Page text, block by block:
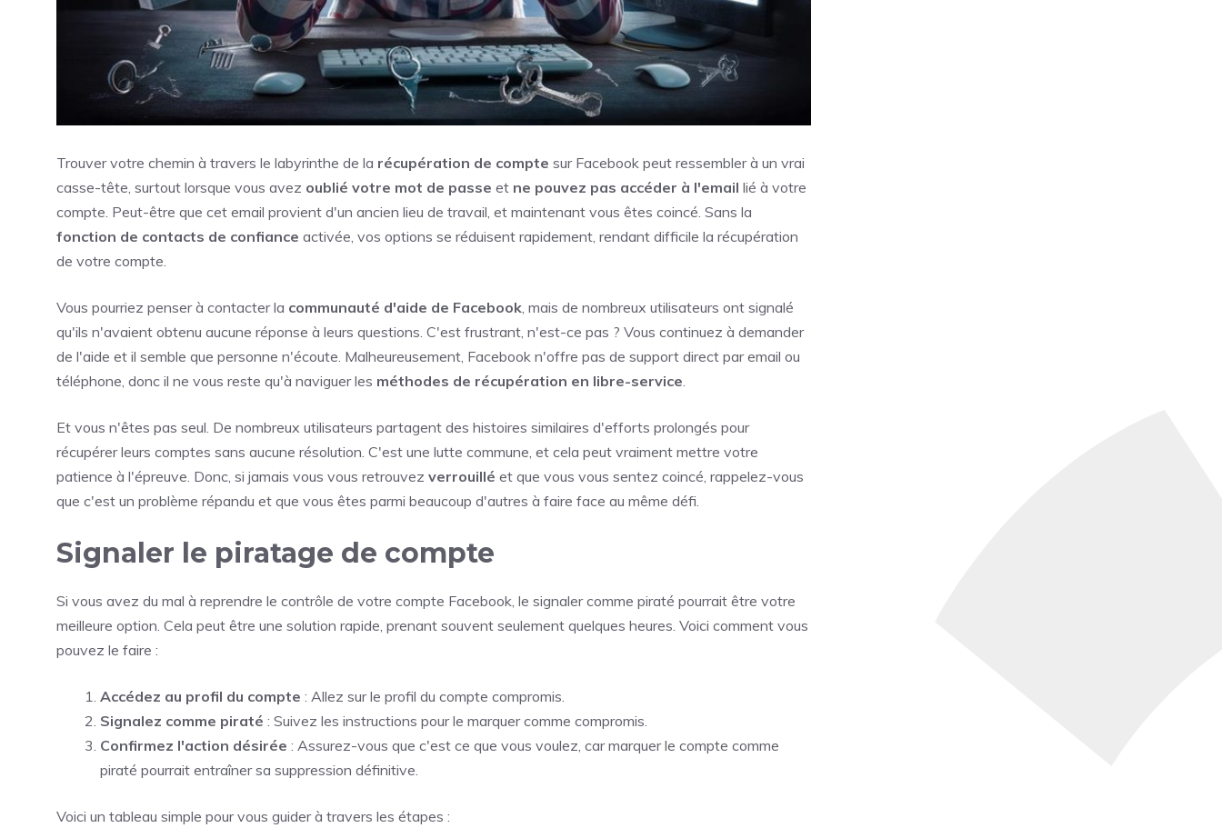
Trouver votre chemin à travers le labyrinthe de la récupération de compte sur Facebook peut ressembler à un vrai
casse-tête, surtout lorsque vous avez oublié votre mot de passe et ne pouvez pas accéder à l'email lié à votre
compte. Peut-être que cet email provient d'un ancien lieu de travail, et maintenant vous êtes coincé. Sans la
fonction de contacts de confiance activée, vos options se réduisent rapidement, rendant difficile la récupération
de votre compte.
Vous pourriez penser à contacter la communauté d'aide de Facebook , mais de nombreux utilisateurs ont signalé
qu'ils n'avaient obtenu aucune réponse à leurs questions. C'est frustrant, n'est-ce pas ? Vous continuez à demander
de l'aide et il semble que personne n'écoute. Malheureusement, Facebook n'offre pas de support direct par email ou
téléphone, donc il ne vous reste qu'à naviguer les méthodes de récupération en libre-service
Et vous n'êtes pas seul. De nombreux utilisateurs partagent des histoires similaires d'efforts prolongés pour
récupérer leurs comptes sans aucune résolution. C'est une lutte commune, et cela peut vraiment mettre votre
patience à l'épreuve. Donc, si jamais vous vous retrouvez verrouillé et que vous vous sentez coincé, rappelez-vous
que c'est un problème répandu et que vous êtes parmi beaucoup d'autres à faire face au même défi.
Signaler le piratage de compte
Si vous avez du mal à reprendre le contrôle de votre compte Facebook, le signaler comme piraté pourrait être votre
meilleure option. Cela peut être une solution rapide, prenant souvent seulement quelques heures. Voici comment vous
pouvez le faire :
Accédez au profil du compte : Allez sur le profil du compte compromis.
Signalez comme piraté : Suivez les instructions pour le marquer comme compromis.
Confirmez l'action désirée : Assurez-vous que c'est ce que vous voulez, car marquer le compte comme
piraté pourrait entraîner sa suppression définitive.
Voici un tableau simple pour vous guider à travers les étapes :